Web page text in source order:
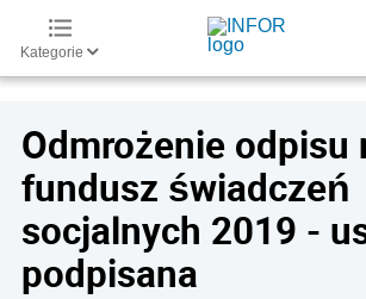
Kategorie
Odmrożenie odpisu
fundusz świadczeń
socjalnych 2019 -
podpisana